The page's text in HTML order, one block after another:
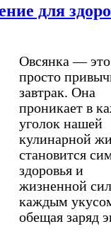
для
Овсянка —
просто
завтрак. Она
проникает в
уголок нашей
кулинарной
становится
здоровья и
жизненной
каждым
обещая заряд